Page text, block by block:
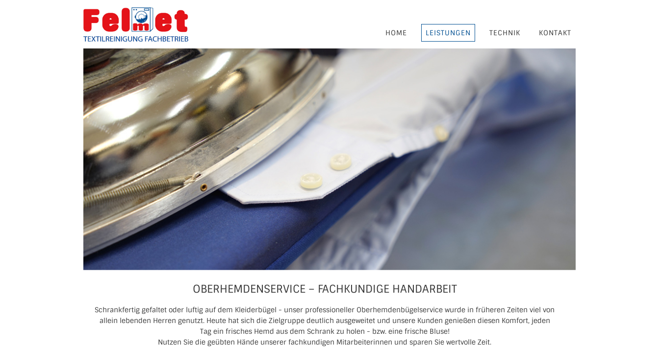
HOME LEISTUNGEN TECHNIK KONTAKT
OBERHEMDENSERVICE – FACHKUNDIGE HANDARBEIT
Schrankfertig gefaltet oder luftig auf dem Kleiderbügel - unser professioneller Oberhemdenbügelservice wurde in früheren Zeiten viel von
allein lebenden Herren genutzt. Heute hat sich die Zielgruppe deutlich ausgeweitet und unsere Kunden genießen diesen Komfort, jeden
Tag ein frisches Hemd aus dem Schrank zu holen - bzw. eine frische Bluse!
Nutzen Sie die geübten Hände unserer fachkundigen Mitarbeiterinnen und sparen Sie wertvolle Zeit.